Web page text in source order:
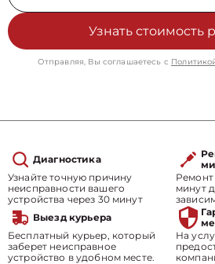
Узнать стоимость
Отправляя, Вы соглашаетесь с
Диагностика
Узнайте точную причину
неисправности вашего
устройства через 30 минут
Ремонт
минут
Выезд курьера
Бесплатный курьер, который
заберет неисправное
устройство в удобном месте.
На